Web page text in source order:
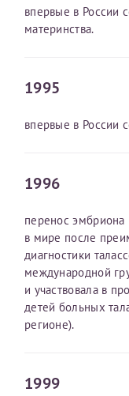
впервые в России
материнства.
1995
впервые в России
1996
перенос
в мире после
диагностики
международной
и участвовала в
детей больных
регионе).
1999